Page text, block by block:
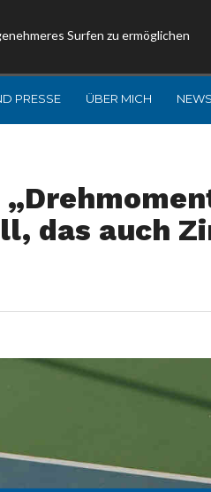
Surfen zu ermöglichen
PRESSE ÜBER MICH
das auch